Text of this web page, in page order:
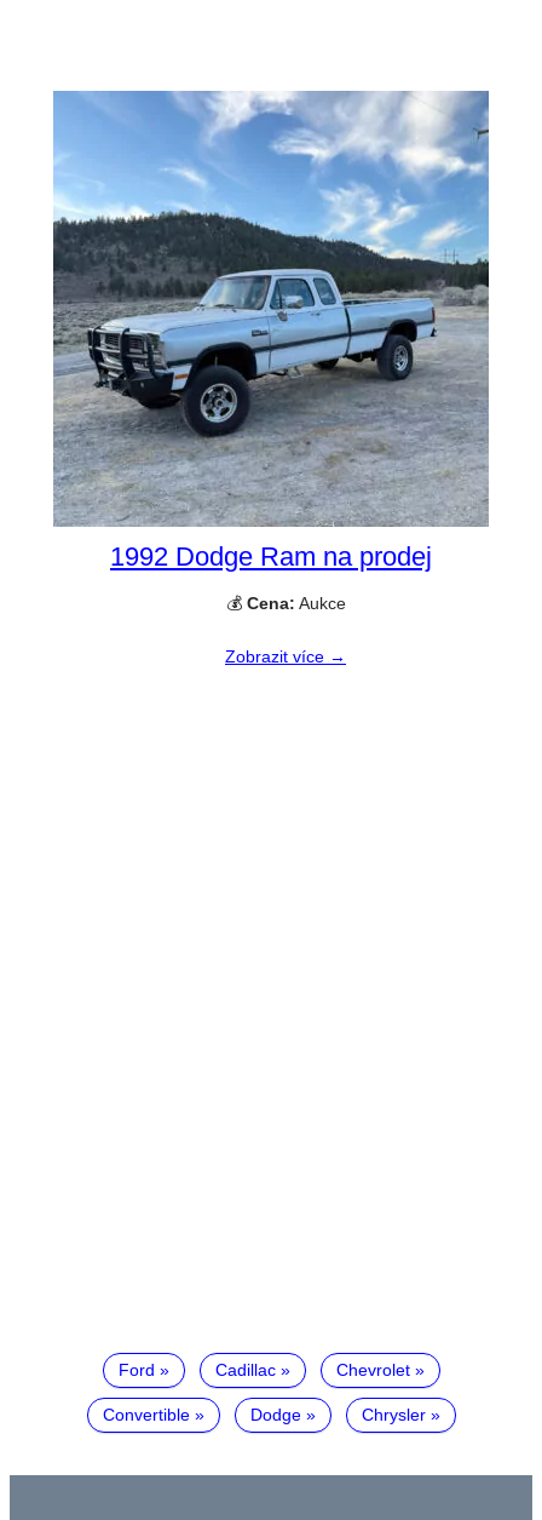
1992 Dodge Ram na prodej
💰 Cena: Aukce
Zobrazit více →
Ford Cadillac Chevrolet
Convertible Dodge Chrysler